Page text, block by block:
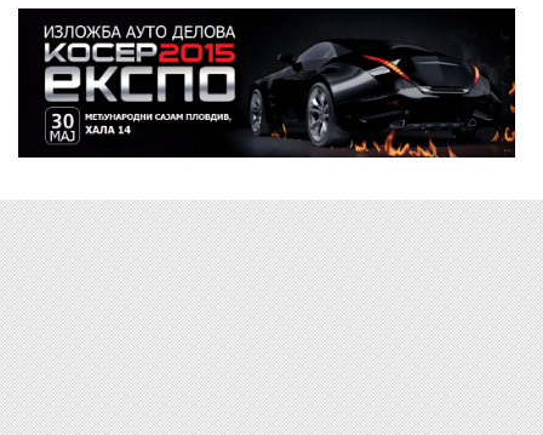
ekspo_2015.jpg